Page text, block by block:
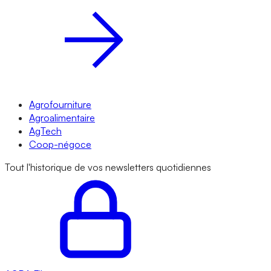
Agrofourniture
Agroalimentaire
AgTech
Coop-négoce
Tout l'historique de vos newsletters quotidiennes